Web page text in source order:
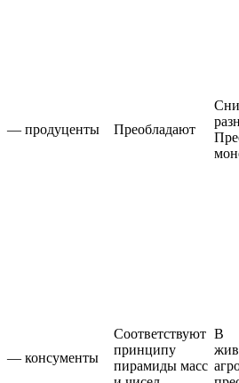
— продуценты Преобладают
— консументы
Соответствуют
принципу
пирамиды масс
В